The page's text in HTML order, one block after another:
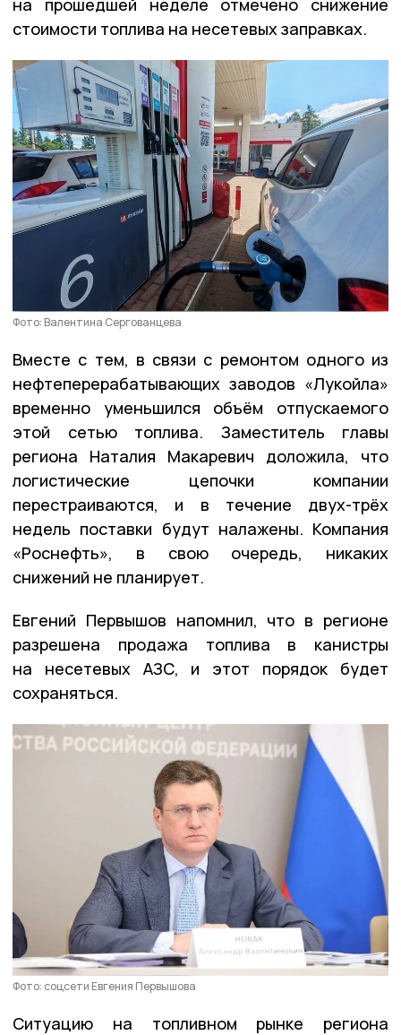
стоимости топлива на несетевых заправках.
Фото: Валентина Сергованцева
Вместе с тем, в связи с ремонтом одного из
нефтеперерабатывающих заводов «Лукойла»
временно уменьшился объём отпускаемого
этой сетью топлива. Заместитель главы
региона Наталия Макаревич доложила, что
логистические цепочки компании
перестраиваются, и в течение двух-трёх
недель поставки будут налажены. Компания
«Роснефть», в свою очередь, никаких
снижений не планирует.
Евгений Первышов напомнил, что в регионе
разрешена продажа топлива в канистры
на несетевых АЗС, и этот порядок будет
сохраняться.
Фото: соцсети Евгения Первышова
Ситуацию на топливном рынке региона